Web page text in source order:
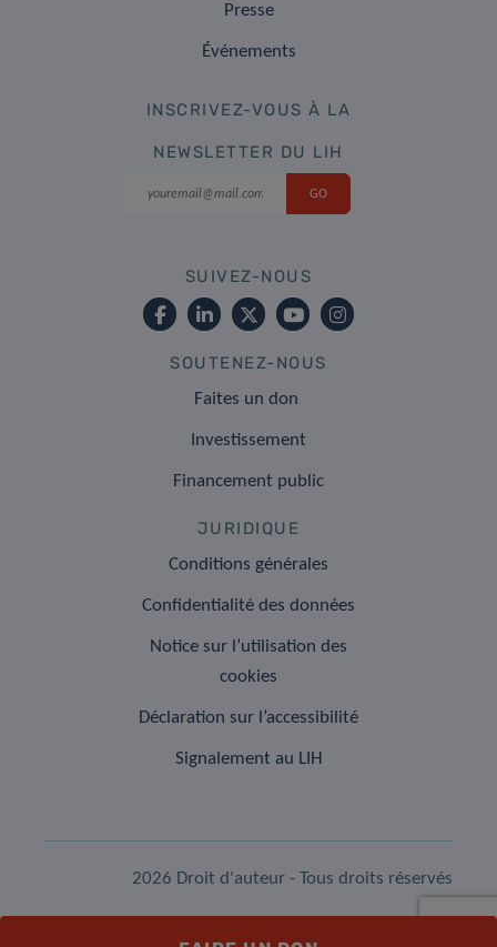
Presse
Événements
INSCRIVEZ-VOUS À LA
NEWSLETTER DU LIH
SUIVEZ-NOUS
SOUTENEZ-NOUS
Faites un don
Investissement
Financement public
JURIDIQUE
Conditions générales
Confidentialité des données
Notice sur l’utilisation des
cookies
Déclaration sur l’accessibilité
Signalement au LIH
2026 Droit d'auteur - Tous droits réservés